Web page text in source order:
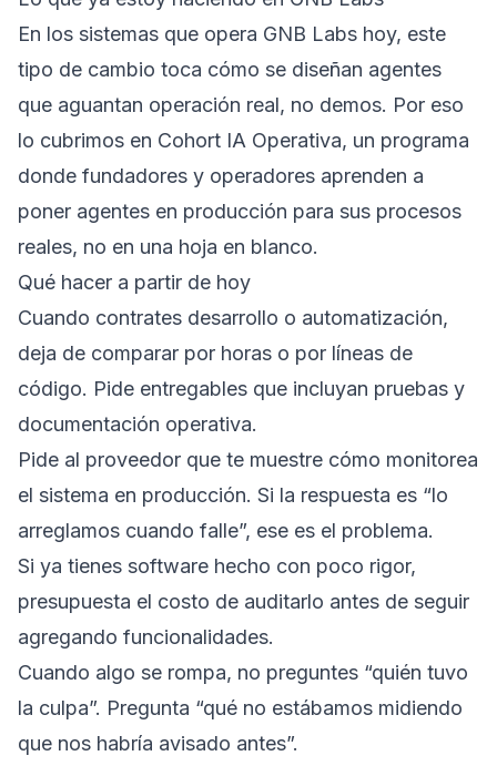
En los sistemas que opera GNB Labs hoy, este
tipo de cambio toca cómo se diseñan agentes
que aguantan operación real, no demos. Por eso
lo cubrimos en Cohort IA Operativa, un programa
donde fundadores y operadores aprenden a
poner agentes en producción para sus procesos
reales, no en una hoja en blanco.
Qué hacer a partir de hoy
Cuando contrates desarrollo o automatización,
deja de comparar por horas o por líneas de
código. Pide entregables que incluyan pruebas y
documentación operativa.
Pide al proveedor que te muestre cómo monitorea
el sistema en producción. Si la respuesta es “lo
arreglamos cuando falle”, ese es el problema.
Si ya tienes software hecho con poco rigor,
presupuesta el costo de auditarlo antes de seguir
agregando funcionalidades.
Cuando algo se rompa, no preguntes “quién tuvo
la culpa”. Pregunta “qué no estábamos midiendo
que nos habría avisado antes”.